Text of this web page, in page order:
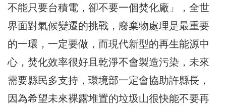
不能只要台積電，卻不要一個焚化廠」，全世
界面對氣候變遷的挑戰，廢棄物處理是最重要
的一環，一定要做，而現代新型的再生能源中
心，焚化效率很好且乾淨不會製造污染，未來
需要縣民多支持，環境部一定會協助許縣長，
因為希望未來裸露堆置的垃圾山很快能不要再